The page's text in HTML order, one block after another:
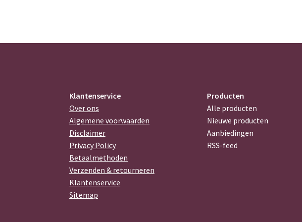
Klantenservice
Over ons
Algemene voorwaarden
Disclaimer
Privacy Policy
Betaalmethoden
Verzenden & retourneren
Klantenservice
Sitemap
Producten
Alle producten
Nieuwe producten
Aanbiedingen
RSS-feed